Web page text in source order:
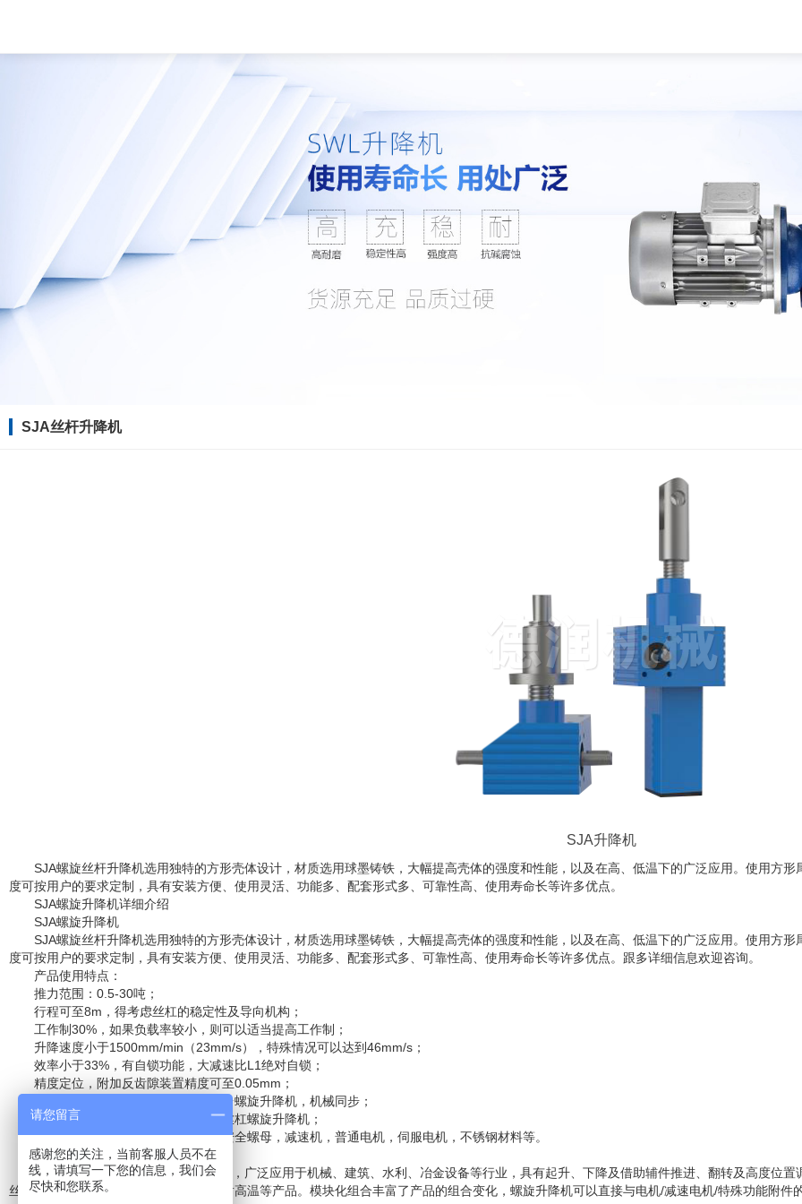
SJA丝杆升降机
SJA升降机
SJA螺旋丝杆升降机选用独特的方形壳体设计，材质选用球墨铸铁，大幅提高壳体的强度和性能，以及在高、低温下的广泛应用。使用方
度可按用户的要求定制，具有安装方便、使用灵活、功能多、配套形式多、可靠性高、使用寿命长等许多优点。
SJA螺旋升降机详细介绍
SJA螺旋升降机
SJA螺旋丝杆升降机选用独特的方形壳体设计，材质选用球墨铸铁，大幅提高壳体的强度和性能，以及在高、低温下的广泛应用。使用方
度可按用户的要求定制，具有安装方便、使用灵活、功能多、配套形式多、可靠性高、使用寿命长等许多优点。跟多详细信息欢迎咨询。
产品使用特点：
推力范围：0.5-30吨；
行程可至8m，得考虑丝杠的稳定性及导向机构；
工作制30%，如果负载率较小，则可以适当提高工作制；
升降速度小于1500mm/min（23mm/s），特殊情况可以达到46mm/s；
效率小于33%，有自锁功能，大减速比L1绝对自锁；
精度定位，附加反齿隙装置精度可至0.05mm；
绝对同步，同一电机可同时驱动多台螺旋升降机，机械同步；
可提供双头丝杠，三头丝杠，滚珠丝杠螺旋升降机；
可配编码器，限位开关，防尘罩，安全螺母，减速机，普通电机，伺服电机，不锈钢材料等。
操作维护简单，噪音低。
SJA螺旋升降机是一种基础起重部件，广泛应用于机械、建筑、水利、冶金设备等行业，具有起升、下降及借助辅件推进、翻转及高度位
丝杠螺旋升降机，多头丝杠，耐低温，耐高温等产品。模块化组合丰富了产品的组合变化，螺旋升降机可以直接与电机/减速电机/特殊功能附件
请您留言
感谢您的关注，当前客服人员不在
线，请填写一下您的信息，我们会
尽快和您联系。